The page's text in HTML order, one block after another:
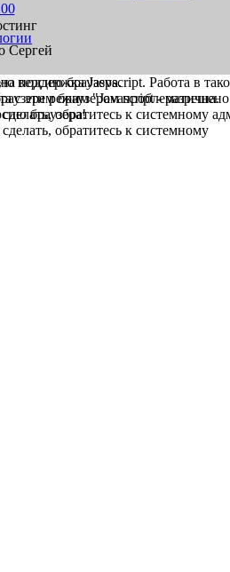
Сергей
поддержка Jasvscript. Работа в
режим "Javascript -
обратитесь к системному
версию браузера.
с этим браузером проблематична.
браузера!
обратитесь к системному